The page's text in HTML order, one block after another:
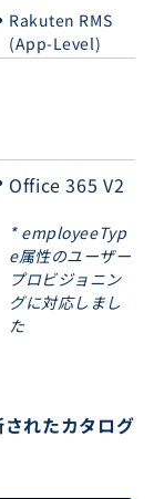
Rakuten RMS
(App-Level)
Office 365 V2
* employeeTyp
e属性のユーザー
プロビジョニン
グに対応しまし
た
れたカタログ